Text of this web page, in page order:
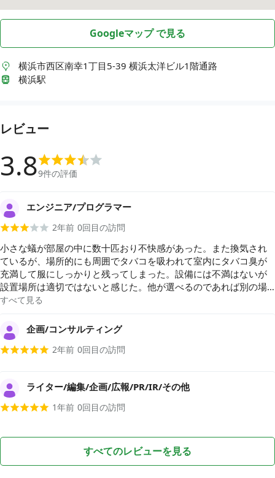
Googleマップ で見る
横浜市西区南幸1丁目5-39 横浜太洋ビル1階通路
横浜駅
レビュー
3.89件の評価
エンジニア/プログラマー
2年前 0回目の訪問
小さな蟻が部屋の中に数十匹おり不快感があった。また換気され
ているが、場所的にも周囲でタバコを吸われて室内にタバコ臭が
充満して服にしっかりと残ってしまった。設備には不満はないが
設置場所は適切ではないと感じた。他が選べるのであれば別の場
所を利用します。
すべて見る
企画/コンサルティング
2年前 0回目の訪問
ライター/編集/企画/広報/PR/IR/その他
1年前 0回目の訪問
すべてのレビューを見る